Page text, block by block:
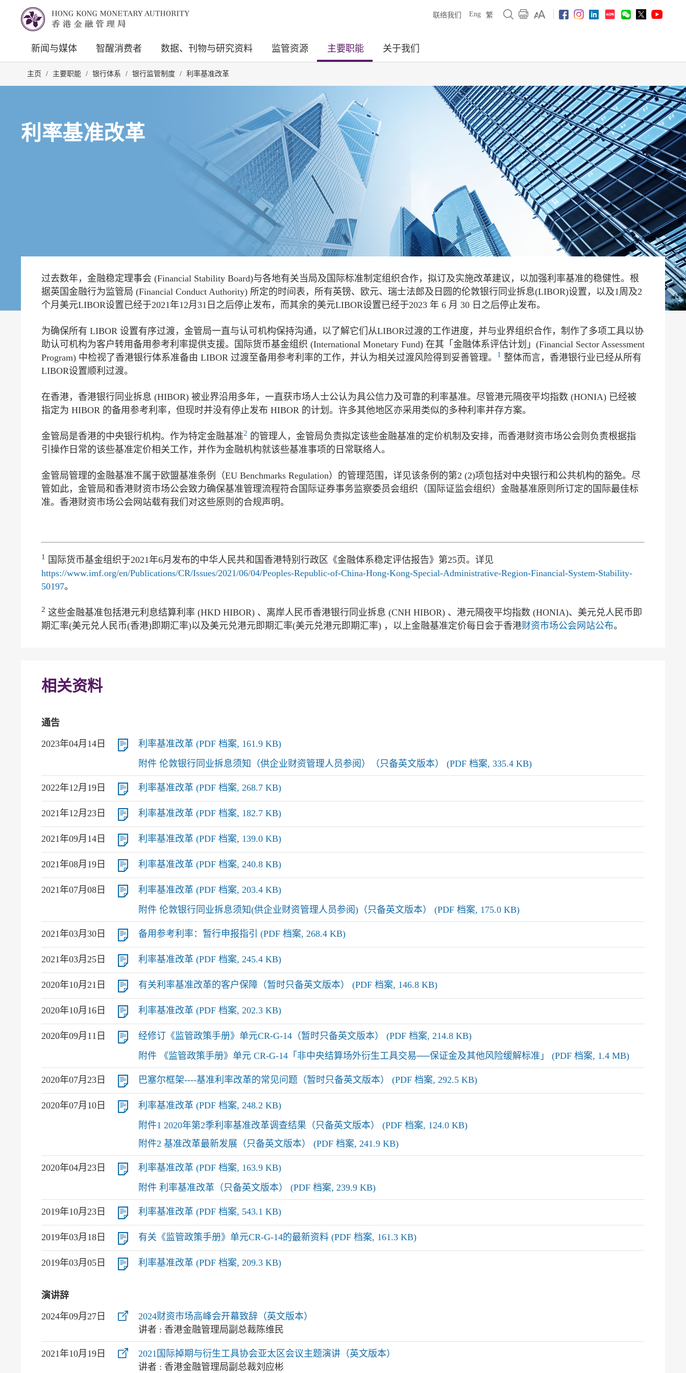
联络我们 Eng 繁
新闻与媒体 智醒消费者 数据、刊物与研究资料 监管资源 主要职能 关于我们
主页 / 主要职能 / 银行体系 / 银行监管制度 / 利率基准改革
利率基准改革
过去数年，金融稳定理事会 (Financial Stability Board)与各地有关当局及国际标准制定组织合作，拟订及实施改革建议，以加强利率基准的稳健性。根
据英国金融行为监管局 (Financial Conduct Authority) 所定的时间表，所有英镑、欧元、瑞士法郎及日圆的伦敦银行同业拆息(LIBOR)设置，以及1周及2
个月美元LIBOR设置已经于2021年12月31日之后停止发布，而其余的美元LIBOR设置已经于2023 年 6 月 30 日之后停止发布。
为确保所有 LIBOR 设置有序过渡，金管局一直与认可机构保持沟通，以了解它们从LIBOR过渡的工作进度，并与业界组织合作，制作了多项工具以协
助认可机构为客户转用备用参考利率提供支援。国际货币基金组织 (International Monetary Fund) 在其「金融体系评估计划」(Financial Sector Assessment
Program) 中检视了香港银行体系准备由 LIBOR 过渡至备用参考利率的工作，并认为相关过渡风险得到妥善管理。
1 整体而言，香港银行业已经从所有
LIBOR设置顺利过渡。
在香港，香港银行同业拆息 (HIBOR) 被业界沿用多年，一直获市场人士公认为具公信力及可靠的利率基准。尽管港元隔夜平均指数 (HONIA) 已经被
指定为 HIBOR 的备用参考利率，但现时并没有停止发布 HIBOR 的计划。许多其他地区亦采用类似的多种利率并存方案。
金管局是香港的中央银行机构。作为特定金融基准2 的管理人，金管局负责拟定该些金融基准的定价机制及安排，而香港财资市场公会则负责根据指
引操作日常的该些基准定价相关工作，并作为金融机构就该些基准事项的日常联络人。
金管局管理的金融基准不属于欧盟基准条例（EU Benchmarks Regulation）的管理范围，详见该条例的第2 (2)项包括对中央银行和公共机构的豁免。尽
管如此，金管局和香港财资市场公会致力确保基准管理流程符合国际证券事务监察委员会组织（国际证监会组织）金融基准原则所订定的国际最佳标
准。香港财资市场公会网站载有我们对这些原则的合规声明。
1
国际货币基金组织于2021年6月发布的中华人民共和国香港特别行政区《金融体系稳定评估报告》第25页。详见
https://www.imf.org/en/Publications/CR/Issues/2021/06/04/Peoples-Republic-of-China-Hong-Kong-Special-Administrative-Region-Financial-System-Stability-
50197。
2 这些金融基准包括港元利息结算利率 (HKD HIBOR) 、离岸人民币香港银行同业拆息 (CNH HIBOR) 、港元隔夜平均指数 (HONIA)、美元兑人民币即
期汇率(美元兑人民币(香港)即期汇率)以及美元兑港元即期汇率(美元兑港元即期汇率) ，以上金融基准定价每日会于香港财资市场公会网站公布。
相关资料
通告
2023年04月14日
利率基准改革 (PDF 档案, 161.9 KB)
附件 伦敦银行同业拆息须知（供企业财资管理人员参阅）（只备英文版本） (PDF 档案, 335.4 KB)
2022年12月19日 利率基准改革 (PDF 档案, 268.7 KB)
2021年12月23日 利率基准改革 (PDF 档案, 182.7 KB)
2021年09月14日 利率基准改革 (PDF 档案, 139.0 KB)
2021年08月19日 利率基准改革 (PDF 档案, 240.8 KB)
2021年07月08日
利率基准改革 (PDF 档案, 203.4 KB)
附件 伦敦银行同业拆息须知(供企业财资管理人员参阅)（只备英文版本） (PDF 档案, 175.0 KB)
2021年03月30日 备用参考利率：暂行申报指引 (PDF 档案, 268.4 KB)
2021年03月25日 利率基准改革 (PDF 档案, 245.4 KB)
2020年10月21日 有关利率基准改革的客户保障（暂时只备英文版本） (PDF 档案, 146.8 KB)
2020年10月16日 利率基准改革 (PDF 档案, 202.3 KB)
2020年09月11日
经修订《监管政策手册》单元CR-G-14（暂时只备英文版本） (PDF 档案, 214.8 KB)
附件 《监管政策手册》单元 CR-G-14「非中央结算场外衍生工具交易──保证金及其他风险缓解标准」 (PDF 档案, 1.4 MB)
2020年07月23日 巴塞尔框架----基准利率改革的常见问题（暂时只备英文版本） (PDF 档案, 292.5 KB)
2020年07月10日
利率基准改革 (PDF 档案, 248.2 KB)
附件1 2020年第2季利率基准改革调查结果（只备英文版本） (PDF 档案, 124.0 KB)
附件2 基准改革最新发展（只备英文版本） (PDF 档案, 241.9 KB)
2020年04月23日
利率基准改革 (PDF 档案, 163.9 KB)
附件 利率基准改革（只备英文版本） (PDF 档案, 239.9 KB)
2019年10月23日 利率基准改革 (PDF 档案, 543.1 KB)
2019年03月18日 有关《监管政策手册》单元CR-G-14的最新资料 (PDF 档案, 161.3 KB)
2019年03月05日 利率基准改革 (PDF 档案, 209.3 KB)
演讲辞
2024年09月27日
2024财资市场高峰会开幕致辞（英文版本）
讲者 : 香港金融管理局副总裁陈维民
2021年10月19日
2021国际掉期与衍生工具协会亚太区会议主题演讲（英文版本）
讲者 : 香港金融管理局副总裁刘应彬